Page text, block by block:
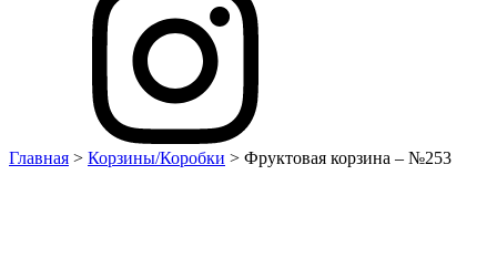
Главная > Корзины/Коробки > Фруктовая корзина – №253